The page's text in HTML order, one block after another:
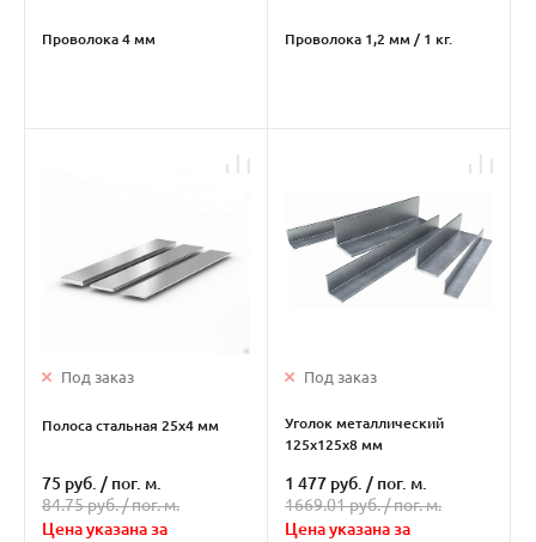
Проволока 4 мм Проволока 1,2 мм / 1 кг.
Под заказ
Полоса стальная 25х4 мм
75 руб. / пог. м.
84.75 руб. /пог. м.
Цена указана за
Под заказ
Уголок металлический
125х125х8 мм
1 477 руб. / пог. м.
1669.01 руб. /пог. м.
Цена указана за